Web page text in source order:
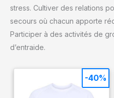
stress. Cultiver des relations
secours où chacun apporte
Participer à des activités de
d’entraide.
-40%